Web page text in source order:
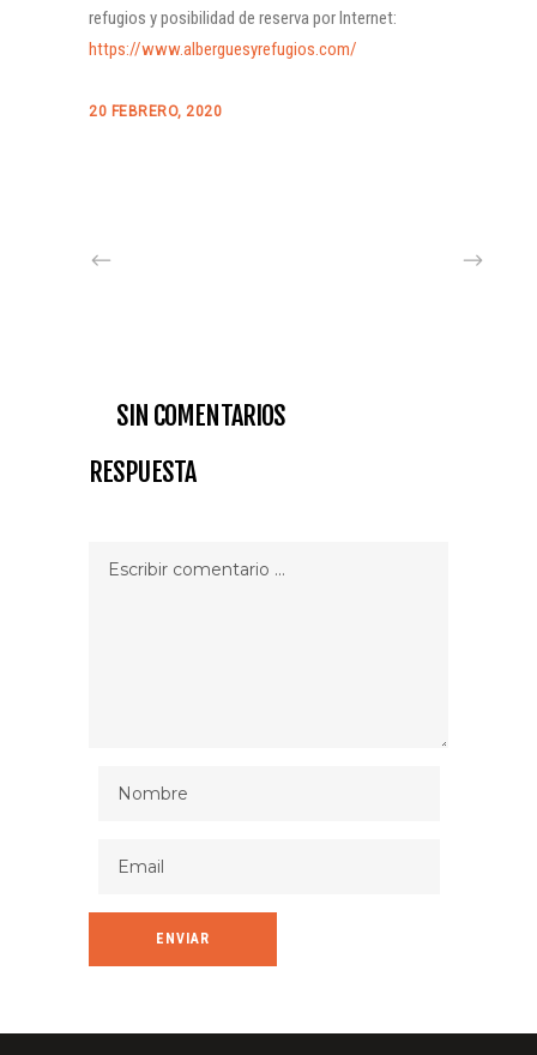
refugios y posibilidad de reserva por Internet:
https://www.alberguesyrefugios.com/
20 FEBRERO, 2020
SIN COMENTARIOS
RESPUESTA